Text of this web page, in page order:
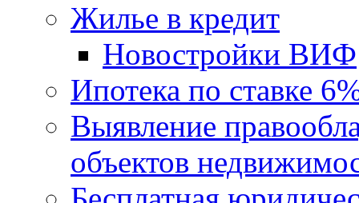
Жилье в кредит
Новостройки ВИФ
Ипотека по ставке
Выявление
объектов